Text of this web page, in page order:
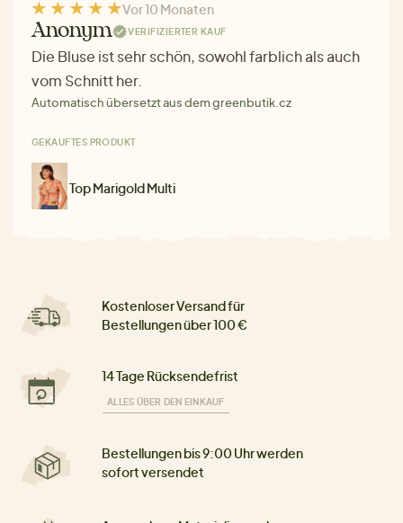
Vor 10 Monaten
Anonym VERIFIZIERTER KAUF
Die Bluse ist sehr schön, sowohl farblich als auch
vom Schnitt her.
Automatisch übersetzt aus dem greenbutik.cz
GEKAUFTES PRODUKT
Top Marigold Multi
Kostenloser Versand für
Bestellungen über 100 €
14 Tage Rücksendefrist
ALLES ÜBER DEN EINKAUF
Bestellungen bis 9:00 Uhr werden
sofort versendet